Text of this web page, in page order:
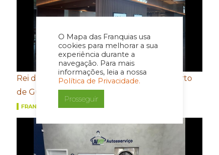
O Mapa das Franquias usa
cookies para melhorar a sua
experiência durante a
navegação. Para mais
informações, leia a nossa
Política de Privacidade.
Prosseguir
Rei do Mate inaugura nova loja no Aeroporto
de Guarulhos
FRANQUIAS